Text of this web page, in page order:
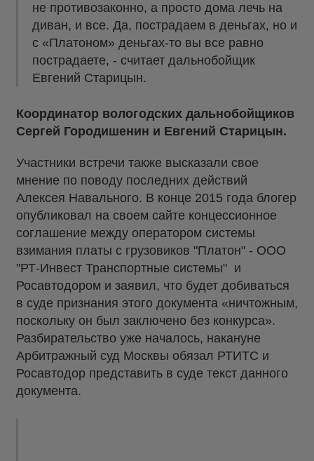
не противозаконно, а просто дома лечь на
диван, и все. Да, пострадаем в деньгах, но и
с «Платоном» деньгах-то вы все равно
пострадаете, - считает дальнобойщик
Евгений Старицын.
Координатор вологодских дальнобойщиков
Сергей Городишенин и Евгений Старицын.
Участники встречи также высказали свое
мнение по поводу последних действий
Алексея Навального. В конце 2015 года блогер
опубликовал на своем сайте концессионное
соглашение между оператором системы
взимания платы с грузовиков "Платон" - ООО
"РТ-Инвест Транспортные системы" и
Росавтодором и заявил, что будет добиваться
в суде признания этого документа «ничтожным,
поскольку он был заключено без конкурса».
Разбирательство уже началось, накануне
Арбитражный суд Москвы обязал РТИТС и
Росавтодор представить в суде текст данного
документа.